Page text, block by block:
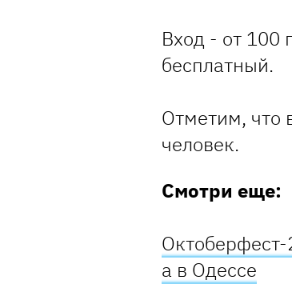
Вход - от 100
бесплатный.
Отметим, что
человек.
Смотри еще:
а в Одессе